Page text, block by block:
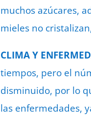
muchos azúcares,
mieles no
CLIMA Y
tiempos, pero el
disminuido, por lo
las enfermedades,